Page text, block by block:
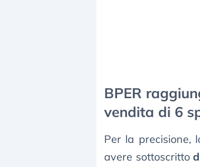
BPER
vendita di 6
Per la precisione,
avere sottoscritto